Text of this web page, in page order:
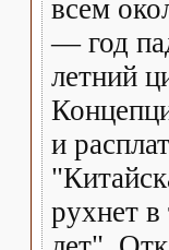
всем
— год
летний
и
рухнет в